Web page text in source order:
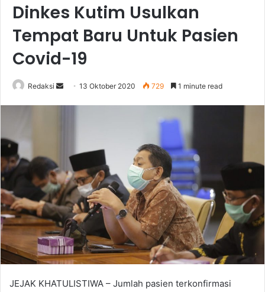
Dinkes Kutim Usulkan
Tempat Baru Untuk Pasien
Covid-19
Redaksi
Send13 Oktober 2020 729 1 minute read
JEJAK KHATULISTIWA – Jumlah pasien terkonfirmasi